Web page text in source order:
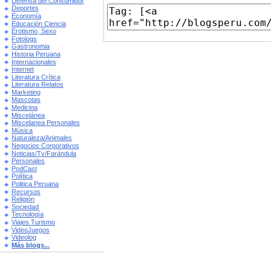
Deportes
Economía
Educación Ciencia
Erotismo, Sexo
Fotologs
Gastronomia
Historia Peruana
Internacionales
Internet
Literatura Crítica
Literatura Relatos
Marketing
Mascotas
Medicina
Miscelánea
Miscelanea Personales
Música
Naturaleza/Animales
Negocios Corporativos
Noticias/Tv/Farándula
Personales
PodCast
Política
Politica Peruana
Recursos
Religión
Sociedad
Tecnología
Viajes Turismo
VideoJuegos
Videolog
Más blogs...